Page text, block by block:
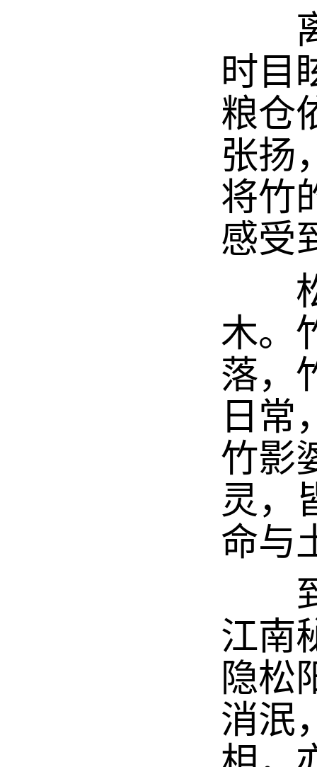
离
时目
粮仓
张扬
将竹
感受
松
木。
落，
日常
竹影
灵，
命与
到
江南
隐松
消泯